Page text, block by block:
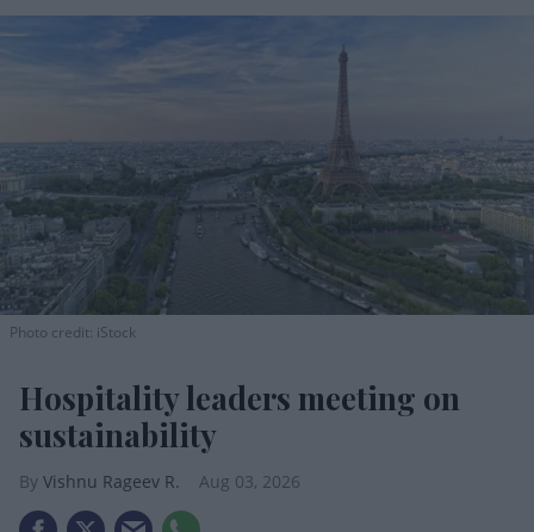
Photo credit: iStock
Hospitality leaders meeting on
sustainability
Vishnu Rageev R. Aug 03, 2026